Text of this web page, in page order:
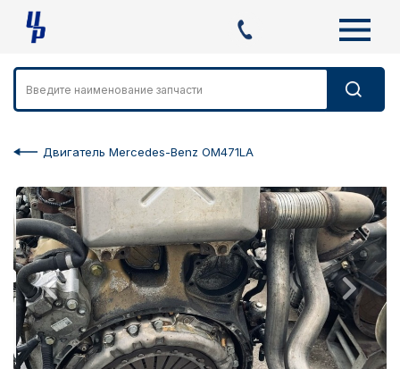
Двигатель Mercedes-Benz OM471LA